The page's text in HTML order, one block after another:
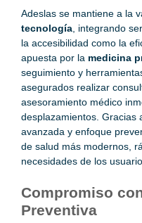
Adeslas se mantiene a la
tecnología , integrando
la accesibilidad como la
apuesta por la medicina
seguimiento y
asegurados realizar
asesoramiento médico
desplazamientos. Gracias
avanzada y enfoque
de salud más modernos,
necesidades de los
Compromiso
Preventiva